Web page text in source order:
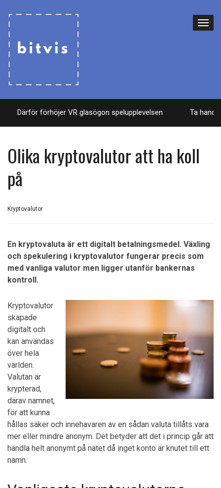
Därför förhöjer VR glasögon spelupplevelsen Ta hand
Olika kryptovalutor att ha koll
på
Kryptovalutor
En kryptovaluta är ett digitalt betalningsmedel. Växling
och spekulering i kryptovalutor fungerar precis som
med vanliga valutor men ligger utanför bankernas
kontroll.
Kryptovalutor
skapade
digitalt och
kan användas
över hela
världen.
Valutan är
krypterad,
därav namnet,
för att kunna
hållas säker och innehavaren av en sådan valuta tillåts vara
mer eller mindre anonym. Det betyder att det i princip går att
handla helt anonymt på nätet då inget konto är knutet till ett
namn.